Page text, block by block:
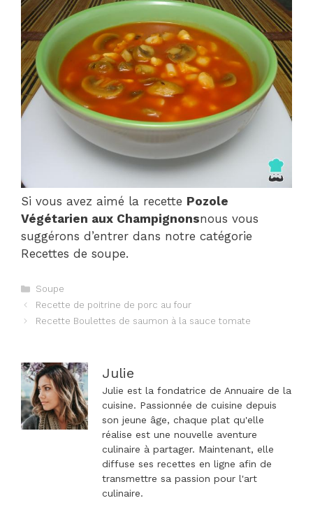
Si vous avez aimé la recette Pozole
Végétarien aux Champignonsnous vous
suggérons d’entrer dans notre catégorie
Recettes de soupe.
Catégories
Soupe
Navigation
des
Recette de poitrine de porc au four
Recette Boulettes de saumon à la sauce tomate
Julie
Julie est la fondatrice de Annuaire de la
cuisine. Passionnée de cuisine depuis
son jeune âge, chaque plat qu'elle
réalise est une nouvelle aventure
culinaire à partager. Maintenant, elle
diffuse ses recettes en ligne afin de
transmettre sa passion pour l'art
culinaire.